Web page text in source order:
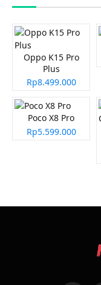
Oppo K15 Pro
Plus
Rp8.499.000
Poco X8 Pro
Rp5.599.000